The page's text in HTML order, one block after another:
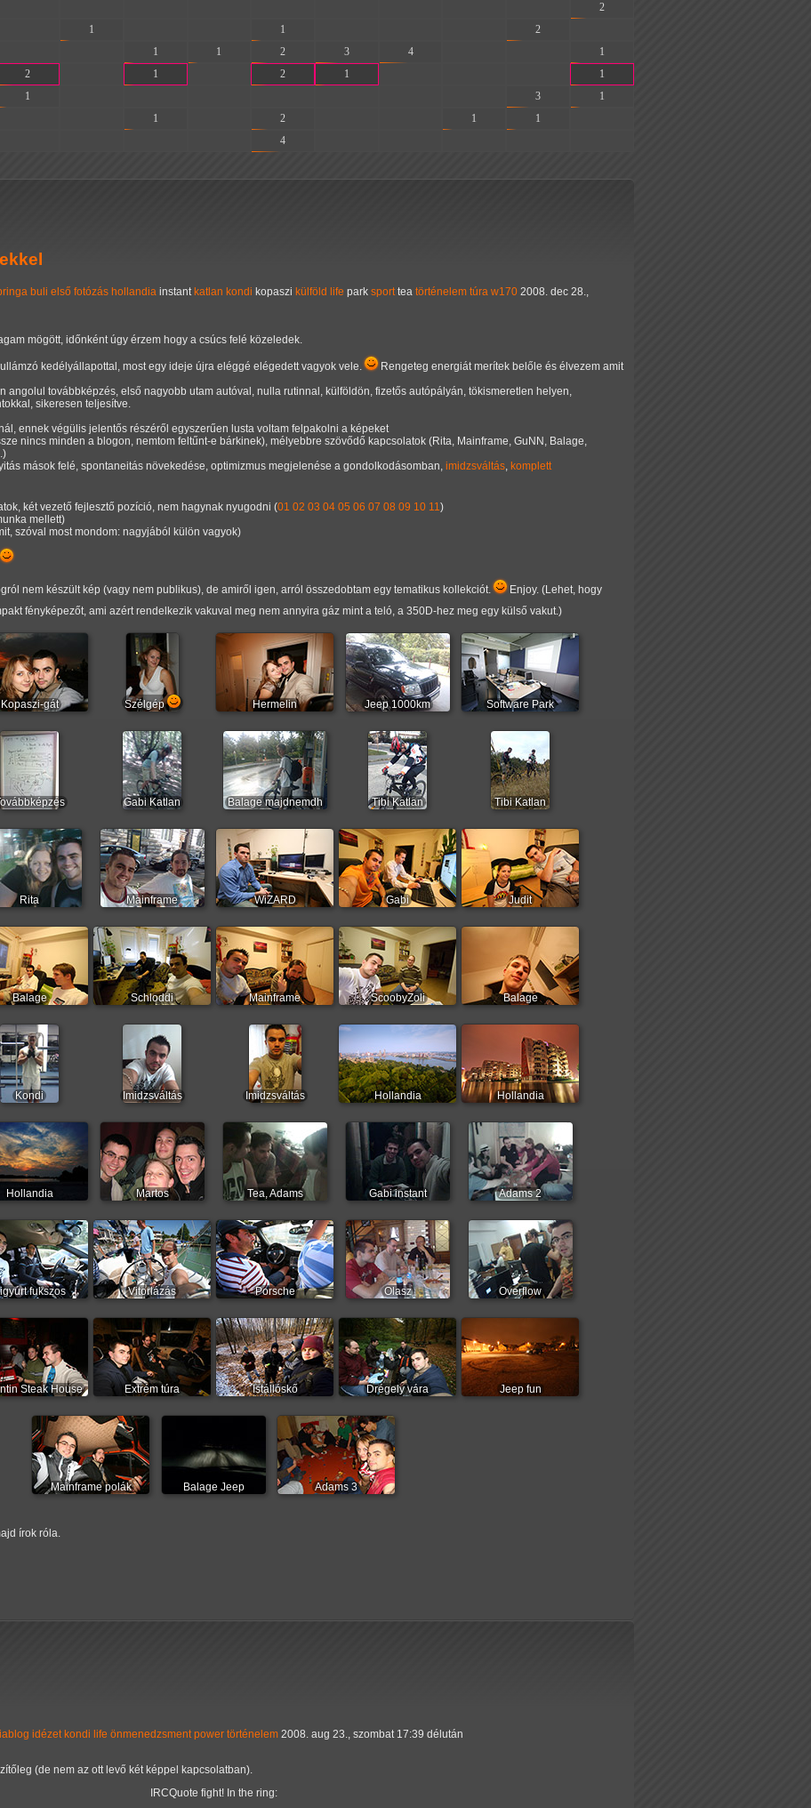
2
1 1 2
1 1 2 3 4
1
2 1 2 1
1
1 3
1
1 2 1 1
4
buli első fotózás hollandia instant katlan kondi kopaszi külföld life park sport tea történelem túra w170 2008. dec 28.,
mögött, időnként úgy érzem hogy a csúcs felé közeledek.
kedélyállapottal, most egy ideje újra eléggé elégedett vagyok vele.
Rengeteg energiát merítek belőle és élvezem amit
angolul továbbképzés, első nagyobb utam autóval, nulla rutinnal, külföldön, fizetős autópályán, tökismeretlen helyen,
sikeresen teljesítve.
ennek végülis jelentős részéről egyszerűen lusta voltam felpakolni a képeket
nincs minden a blogon, nemtom feltűnt-e bárkinek), mélyebbre szövődő kapcsolatok (Rita, Mainframe, GuNN, Balage,
mások felé, spontaneitás növekedése, optimizmus megjelenése a gondolkodásomban, imidzsváltás, komplett
két vezető fejlesztő pozíció, nem hagynak nyugodni (01 02 03 04 05 06 07 08 09 10 11)
mellett)
szóval most mondom: nagyjából külön vagyok)
nem készült kép (vagy nem publikus), de amiről igen, arról összedobtam egy tematikus kollekciót.
Enjoy. (Lehet, hogy
fényképezőt, ami azért rendelkezik vakuval meg nem annyira gáz mint a teló, a 350D-hez meg egy külső vakut.)
Kopaszi-gát Szélgép Hermelin Jeep 1000km Software Park
Gabi Katlan Balage majdnemdh Tibi Katlan Tibi Katlan
Rita Mainframe WiZARD Gabi Judit
Balage Schloddi Mainframe ScoobyZoli Balage
Kondi Imidzsváltás Imidzsváltás Hollandia Hollandia
Hollandia Martos Tea, Adams Gabi instant Adams 2
fukszos Vitorlázás Porsche Olasz Overflow
Steak House Extrém túra Istállóskő Drégely vára Jeep fun
Mainframe polák Balage Jeep Adams 3
írok róla.
idézet kondi life önmenedzsment power történelem 2008. aug 23., szombat 17:39 délután
(de nem az ott levő két képpel kapcsolatban).
IRCQuote fight! In the ring: